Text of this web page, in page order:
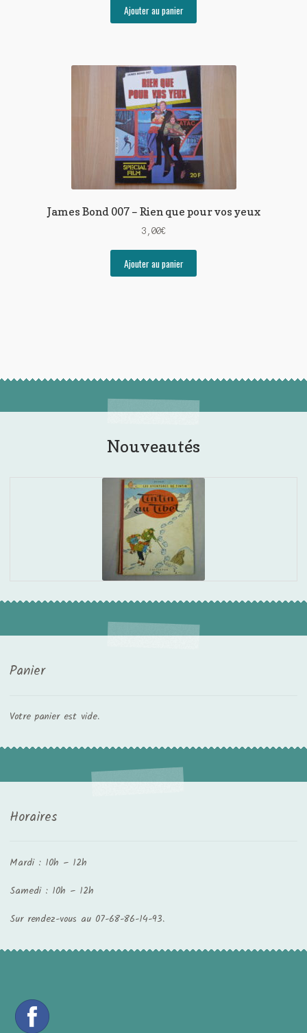
Ajouter au panier
James Bond 007 – Rien que pour vos yeux
3,00€
Ajouter au panier
Nouveautés
Panier
Votre panier est vide.
Horaires
Mardi : 10h – 12h
Samedi : 10h – 12h
Sur rendez-vous au 07-68-86-14-93.